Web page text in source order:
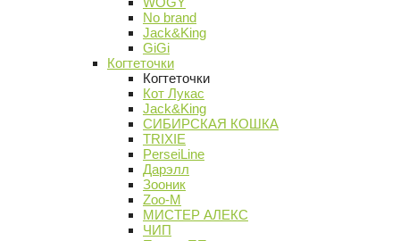
No brand
Jack&King
GiGi
Когтеточки
Когтеточки
Кот Лукас
Jack&King
СИБИРСКАЯ КОШКА
TRIXIE
PerseiLine
Дарэлл
Зооник
Zoo-M
МИСТЕР АЛЕКС
ЧИП